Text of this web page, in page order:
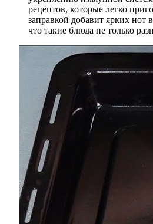
рецептов, которые легко
заправкой добавит ярких
что такие блюда не только